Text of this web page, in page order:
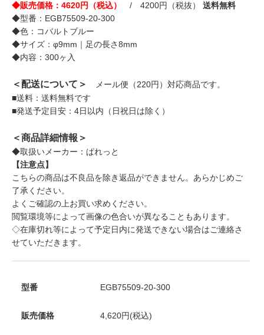
◆販売価格：4620円（税込）
/ 4200円（税抜） 送料無料
◆型番：EGB75509-20-300
◆色：コバルトブルー
◆サイズ：φ9mm｜足の長さ8mm
◆内容：300ヶ入
＜配送について＞
メール便（220円）対応商品です。
■送料：送料無料です
■発送予定目安：4日以内（日祝日は除く）
＜商品詳細情報＞
◆取扱いメーカー：ぱれっと
【注意点】
こちらの商品は不良品を除き返品ができません。あらかじめご
了承ください。
よくご確認の上お買い求めください。
閲覧環境等によって画像の色合いが異なることもあります。
◇在庫切れ等によって予定日内に発送できない場合はご連絡さ
せていただきます。
型番 EGB75509-20-300
販売価格 4,620円(税込)